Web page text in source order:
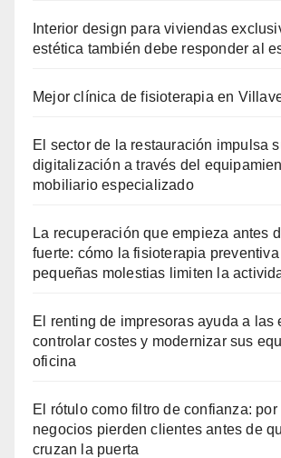
Interior design para viviendas
estética también debe responder al
Mejor clínica de fisioterapia en
El sector de la restauración impulsa
digitalización a través del
mobiliario especializado
La recuperación que empieza antes
fuerte: cómo la fisioterapia
pequeñas molestias limiten la
El renting de impresoras ayuda a las
controlar costes y modernizar sus
oficina
El rótulo como filtro de confianza:
negocios pierden clientes antes de
cruzan la puerta